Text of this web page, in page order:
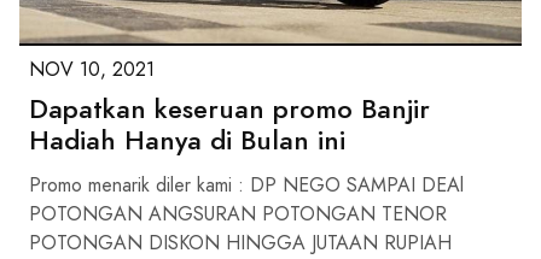
NOV 10, 2021
Dapatkan keseruan promo Banjir
Hadiah Hanya di Bulan ini
Promo menarik diler kami : DP NEGO SAMPAI DEAl
POTONGAN ANGSURAN POTONGAN TENOR
POTONGAN DISKON HINGGA JUTAAN RUPIAH